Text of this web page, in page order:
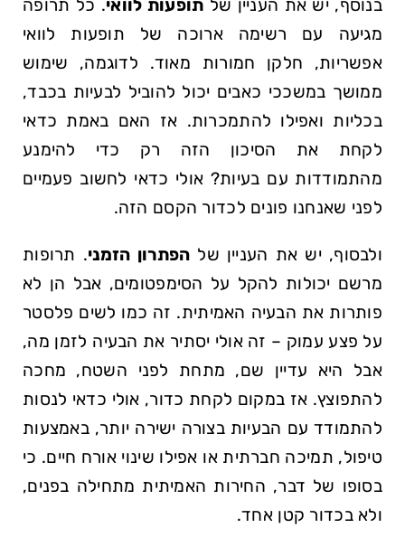
בנוסף, יש את העניין של תופעות לוואי. כל⁣ תרופה
מגיעה עם רשימה ארוכה של תופעות לוואי
אפשריות, חלקן חמורות מאוד. לדוגמה, שימוש
ממושך במשככי⁣ כאבים יכול להוביל לבעיות בכבד,
בכליות ואפילו להתמכרות. אז האם באמת כדאי
לקחת את ⁣הסיכון הזה רק כדי להימנע
מהתמודדות עם בעיות? אולי כדאי לחשוב פעמיים
לפני שאנחנו פונים לכדור הקסם ​הזה.
ולבסוף, יש⁢ את העניין של הפתרון ⁤הזמני. תרופות
מרשם יכולות להקל על הסימפטומים, אבל הן לא
פותרות את הבעיה האמיתית. זה כמו לשים פלסטר
על פצע עמוק – זה אולי יסתיר את ‍הבעיה⁢ לזמן⁢ מה,
אבל ⁤היא עדיין ⁢שם,‍ מתחת לפני ⁤השטח, מחכה
להתפוצץ. אז במקום לקחת כדור, אולי כדאי לנסות
להתמודד עם הבעיות בצורה ישירה יותר, באמצעות
טיפול,‌ תמיכה חברתית או אפילו שינוי אורח חיים.​ כי
בסופו של דבר, החירות האמיתית מתחילה בפנים,
ולא בכדור קטן אחד.